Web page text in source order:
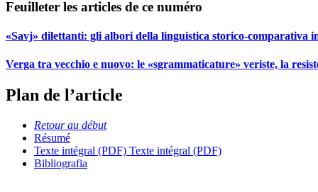
Feuilleter les articles de ce numéro
«Savj» dilettanti: gli albori della linguistica storico-comparativa
Verga tra vecchio e nuovo: le «sgrammaticature» veriste, la
Plan de l’article
Retour au début
Résumé
Texte intégral (PDF) Texte intégral (PDF)
Bibliografia